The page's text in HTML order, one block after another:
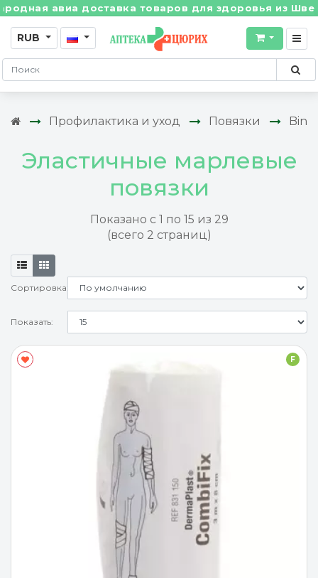
доставка товаров для здоровья из
RUB
Профилактика и уход Повязки
Эластичные марлевые
повязки
Показано с 1 по 15 из 29
(всего 2 страниц)
Сортировка:
Показать:
F